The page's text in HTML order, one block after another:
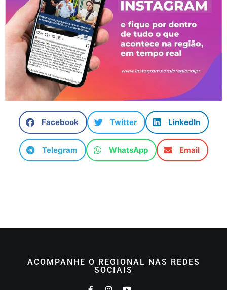
Facebook Twitter LinkedIn
Telegram WhatsApp Email
ACOMPANHE O REGIONAL NAS REDES
SOCIAIS